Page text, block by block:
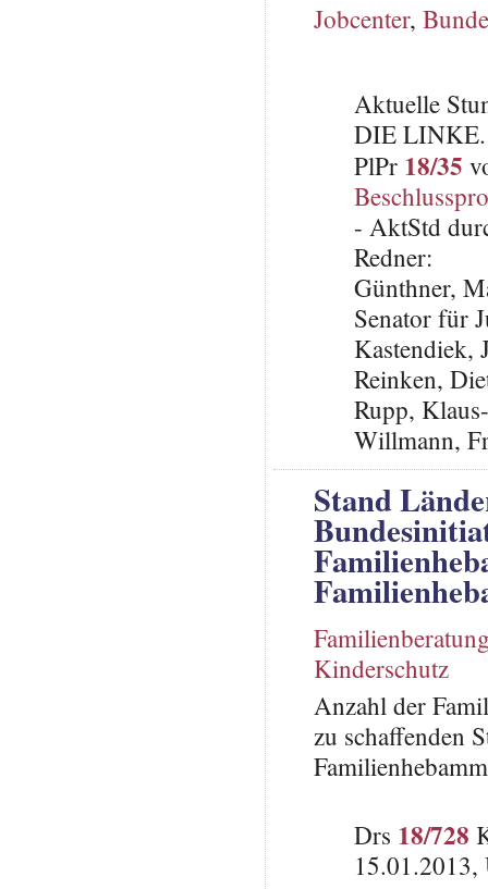
Jobcenter,
Aktuelle
DIE LINKE.
PlPr 18/35
- AktStd
Redner:
Günthner,
Senator für
Kastendiek,
Reinken,
Rupp,
Willmann,
Stand
Kinderschutz
Anzahl der
zu schaffenden
Drs 18/728